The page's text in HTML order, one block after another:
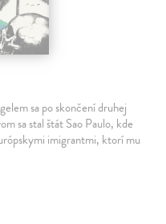
sa po skončení druhej
sa stal štát Sao Paulo, kde
imigrantmi, ktorí mu